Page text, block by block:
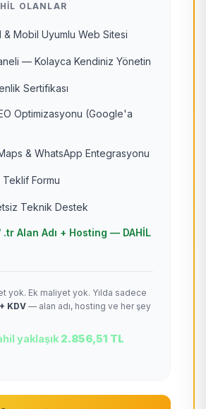
OLANLAR
& Mobil Uyumlu Web Sitesi
— Kolayca Kendiniz Yönetin
Sertifikası
Optimizasyonu (Google'a
& WhatsApp Entegrasyonu
Teklif Formu
Teknik Destek
Alan Adı + Hosting — DAHİL
yok. Ek maliyet yok. Yılda sadece
KDV— alan adı, hosting ve her şey
yaklaşık 2.856,51 TL